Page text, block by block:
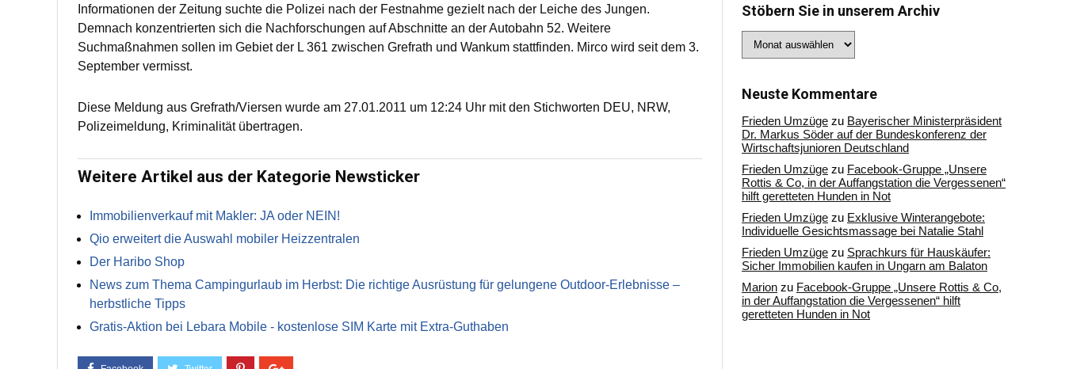
Informationen der Zeitung suchte die Polizei nach der Festnahme gezielt nach der Leiche des Jungen.
Demnach konzentrierten sich die Nachforschungen auf Abschnitte an der Autobahn 52. Weitere
Suchmaßnahmen sollen im Gebiet der L 361 zwischen Grefrath und Wankum stattfinden. Mirco wird seit dem 3.
September vermisst.
Diese Meldung aus Grefrath/Viersen wurde am 27.01.2011 um 12:24 Uhr mit den Stichworten DEU, NRW,
Polizeimeldung, Kriminalität übertragen.
Weitere Artikel aus der Kategorie Newsticker
Immobilienverkauf mit Makler: JA oder NEIN!
Qio erweitert die Auswahl mobiler Heizzentralen
Der Haribo Shop
News zum Thema Campingurlaub im Herbst: Die richtige Ausrüstung für gelungene Outdoor-Erlebnisse –
herbstliche Tipps
Gratis-Aktion bei Lebara Mobile - kostenlose SIM Karte mit Extra-Guthaben
Stöbern Sie in unserem Archiv
Sie
Archiv
Neuste Kommentare
Frieden Umzüge zu Bayerischer Ministerpräsident
Dr. Markus Söder auf der Bundeskonferenz der
Wirtschaftsjunioren Deutschland
Frieden Umzüge zu Facebook-Gruppe „Unsere
Rottis & Co, in der Auffangstation die Vergessenen“
hilft geretteten Hunden in Not
Frieden Umzüge zu Exklusive Winterangebote:
Individuelle Gesichtsmassage bei Natalie Stahl
Frieden Umzüge zu Sprachkurs für Hauskäufer:
Sicher Immobilien kaufen in Ungarn am Balaton
Marion zu Facebook-Gruppe „Unsere Rottis & Co,
in der Auffangstation die Vergessenen“ hilft
geretteten Hunden in Not